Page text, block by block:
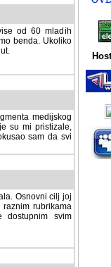
od 60 mladih
benda. Ukoliko im
medijskog
su mi pristizale,
sam da svi
Osnovni cilj joj
rubrikama
svim